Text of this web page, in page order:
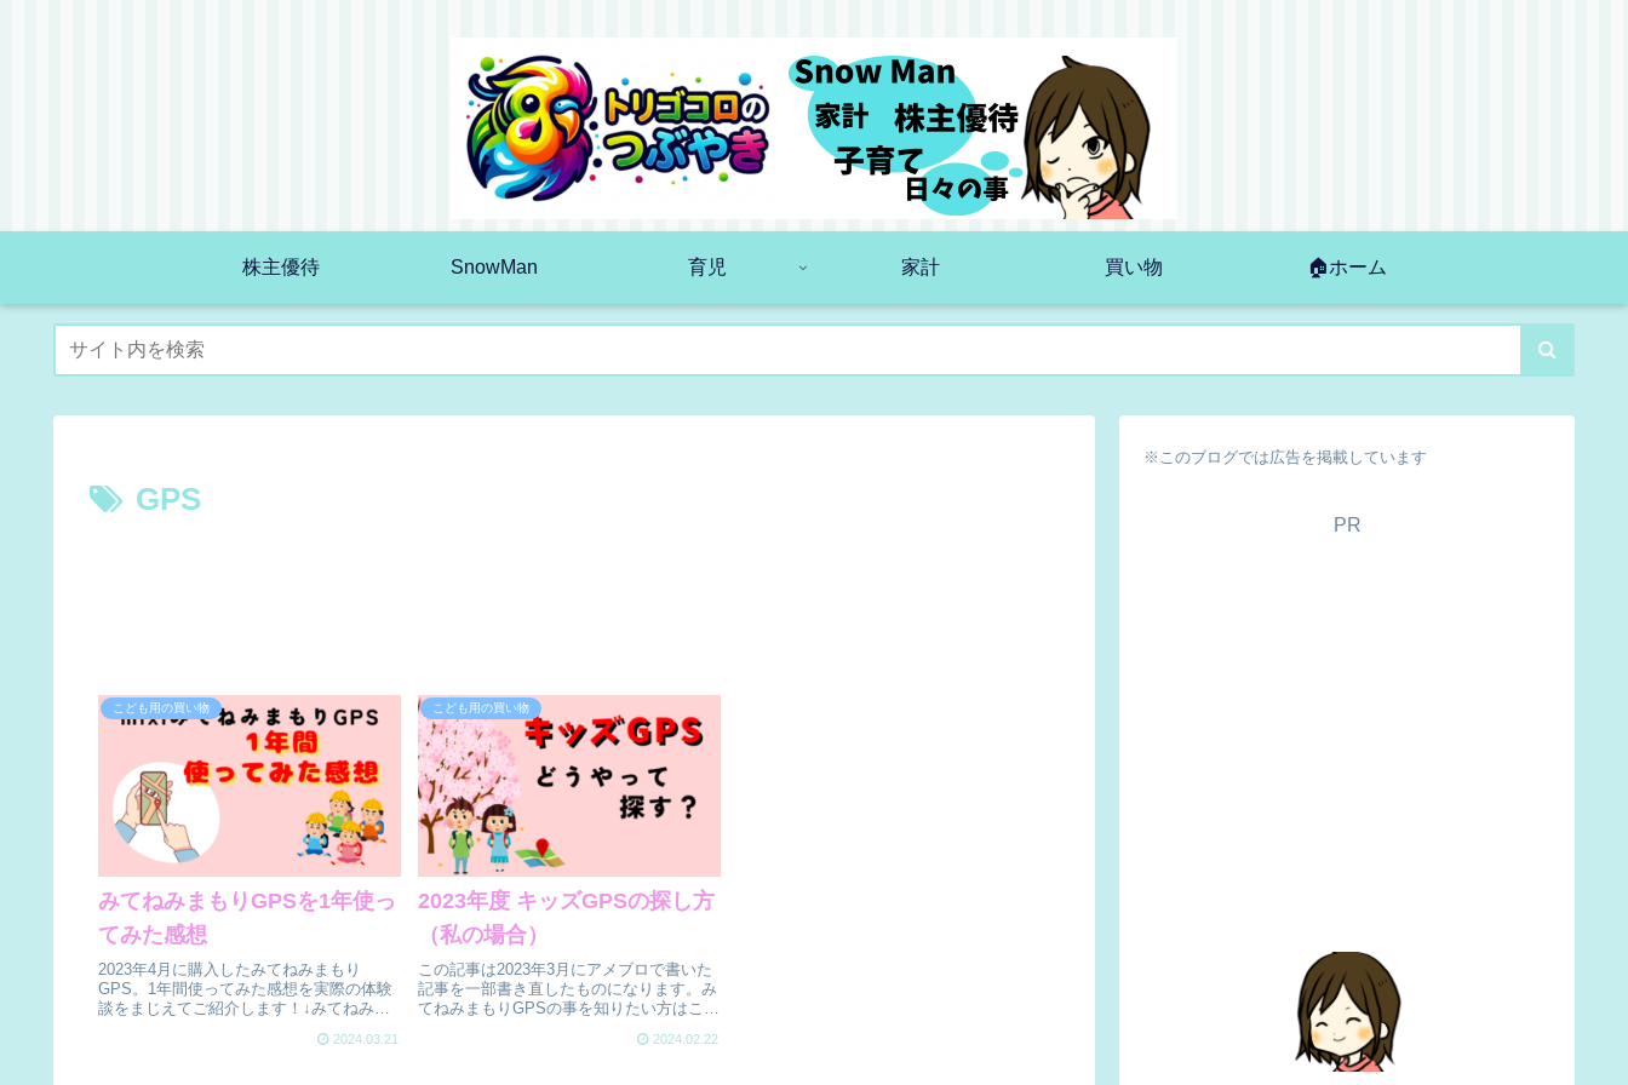
株主優待 SnowMan 育児 家計 買い物 🏠ホーム
GPS
こども用の買い物
みてねみまもりGPSを1年使っ
てみた感想
2023年4月に購入したみてねみまもり
GPS。1年間使ってみた感想を実際の体験
談をまじえてご紹介します！↓みてねみま
て下さい(⌒∇⌒)買ってよかったなと思っ
2024.03.21
こども用の買い物
2023年度 キッズGPSの探し方
（私の場合）
この記事は2023年3月にアメブロで書いた
記事を一部書き直したものになります。み
てねみまもりGPSの事を知りたい方はこち
GPSを持たせたい！４月で１年生になる娘
2024.02.22
※このブログでは広告を掲載しています
PR